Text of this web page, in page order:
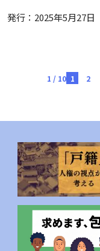
発行：2025年5月27日
1 / 10 1 2